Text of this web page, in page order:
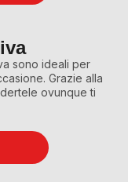
sono ideali per
Grazie alla
ovunque ti